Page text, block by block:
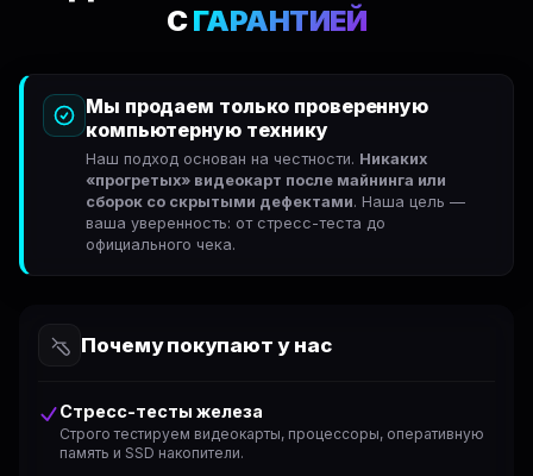
СГАРАНТИЕЙ
Мы продаем только проверенную
компьютерную технику
Наш подход основан на честности. Никаких
«прогретых» видеокарт после майнинга или
сборок со скрытыми дефектами. Наша цель —
ваша уверенность: от стресс-теста до
официального чека.
Почему покупают у нас
Стресс-тесты железа
Строго тестируем видеокарты, процессоры, оперативную
память и SSD накопители.